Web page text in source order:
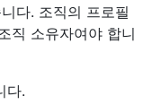
다. 조직의 프로필
직 소유자여야 합니
다.